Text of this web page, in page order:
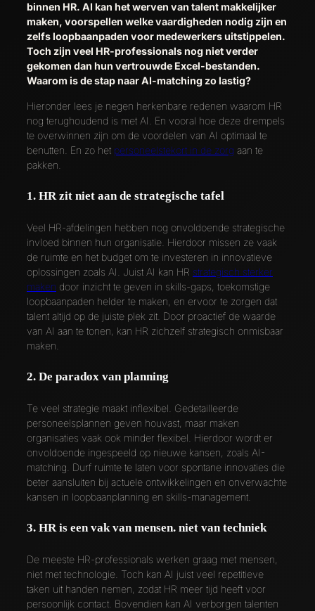
binnen HR. AI kan het werven van talent makkelijker
maken, voorspellen welke vaardigheden nodig zijn en
zelfs loopbaanpaden voor medewerkers uitstippelen.
Toch zijn veel HR-professionals nog niet verder
gekomen dan hun vertrouwde Excel-bestanden.
Waarom is de stap naar AI-matching zo lastig?
Hieronder lees je negen herkenbare redenen waarom HR
nog terughoudend is met AI. En vooral hoe deze drempels
te overwinnen zijn om de voordelen van AI optimaal te
benutten. En zo het personeelstekort in de zorg aan te
pakken.
1. HR zit niet aan de strategische tafel
Veel HR-afdelingen hebben nog onvoldoende strategische
invloed binnen hun organisatie. Hierdoor missen ze vaak
de ruimte en het budget om te investeren in innovatieve
oplossingen zoals AI. Juist AI kan HR strategisch sterker
maken door inzicht te geven in skills-gaps, toekomstige
loopbaanpaden helder te maken, en ervoor te zorgen dat
talent altijd op de juiste plek zit. Door proactief de waarde
van AI aan te tonen, kan HR zichzelf strategisch onmisbaar
maken.
2. De paradox van planning
Te veel strategie maakt inflexibel. Gedetailleerde
personeelsplannen geven houvast, maar maken
organisaties vaak ook minder flexibel. Hierdoor wordt er
onvoldoende ingespeeld op nieuwe kansen, zoals AI-
matching. Durf ruimte te laten voor spontane innovaties die
beter aansluiten bij actuele ontwikkelingen en onverwachte
kansen in loopbaanplanning en skills-management.
3. HR is een vak van mensen. niet van techniek
De meeste HR-professionals werken graag met mensen,
niet met technologie. Toch kan AI juist veel repetitieve
taken uit handen nemen, zodat HR meer tijd heeft voor
persoonlijk contact. Bovendien kan AI verborgen talenten